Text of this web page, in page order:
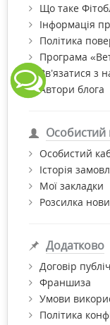
Що таке
Інформація
Політика
Програма
Зв’язатися з
Автори блога
Особистий
Особистий
Історія
Мої закладки
Розсилка
Додатково
Договір
Франшиза
Умови
Політика